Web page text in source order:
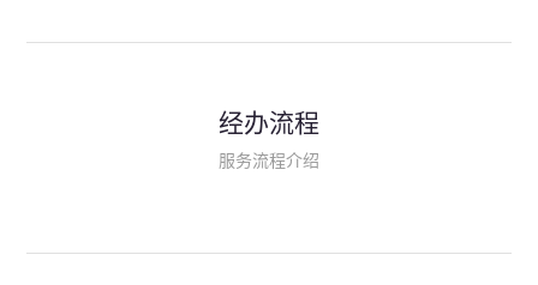
险、政府公共安全责任保险/自然灾害公众责任保险、精神病监护
人责任险、首台套/首版次保险、科技保险等）；（三）传统财产
险产品；（六）保险招投标业务。随着业务的开展，华西经纪会
经办流程
服务流程介绍